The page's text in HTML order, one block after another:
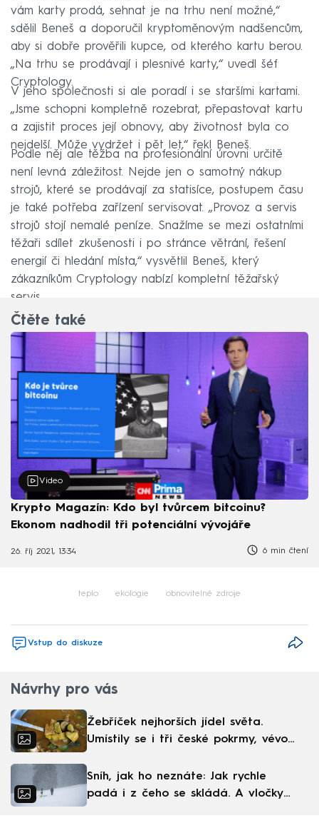
vám karty prodá, sehnat je na trhu není možné,“
sdělil Beneš a doporučil kryptoměnovým nadšencům,
aby si dobře prověřili kupce, od kterého kartu berou.
„Na trhu se prodávají i plesnivé karty,“ uvedl šéf
Cryptology.
V jeho společnosti si ale poradí i se staršími kartami.
„Jsme schopni kompletně rozebrat, přepastovat kartu
a zajistit proces její obnovy, aby životnost byla co
nejdelší. Může vydržet i pět let,“ řekl Beneš.
Podle něj ale těžba na profesionální úrovni určitě
není levná záležitost. Nejde jen o samotný nákup
strojů, které se prodávají za statisíce, postupem času
je také potřeba zařízení servisovat. „Provoz a servis
strojů stojí nemalé peníze. Snažíme se mezi ostatními
těžaři sdílet zkušenosti i po stránce větrání, řešení
energií či hledání místa,“ vysvětlil Beneš, který
zákazníkům Cryptology nabízí kompletní těžařský
servis.
Čtěte také
Video
Krypto Magazín: Kdo byl tvůrcem bitcoinu?
Ekonom nadhodil tři potenciální vývojáře
26. říj 2021, 13:34 6 min čtení
teplo ekologie obnovitelné zdroje
Vstup do diskuze
Návrhy pro vás
Žebříček nejhorších jídel světa.
Umístily se i tři české pokrmy, vévodí
Sníh, jak ho neznáte: Jak rychle
padá i z čeho se skládá. A vločky